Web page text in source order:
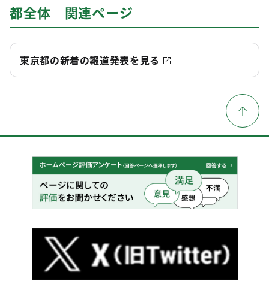
都全体 関連ページ
東京都の新着の報道発表を見る